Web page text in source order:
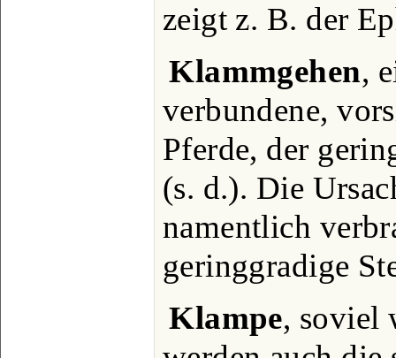
zeigt z. B. der
Klammgehen,
verbundene,
Pferde, der
(s. d.). Die
namentlich
geringgradige
Klampe, soviel